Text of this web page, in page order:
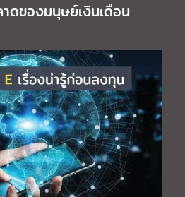
ดของมนุษย์เงินเดือน